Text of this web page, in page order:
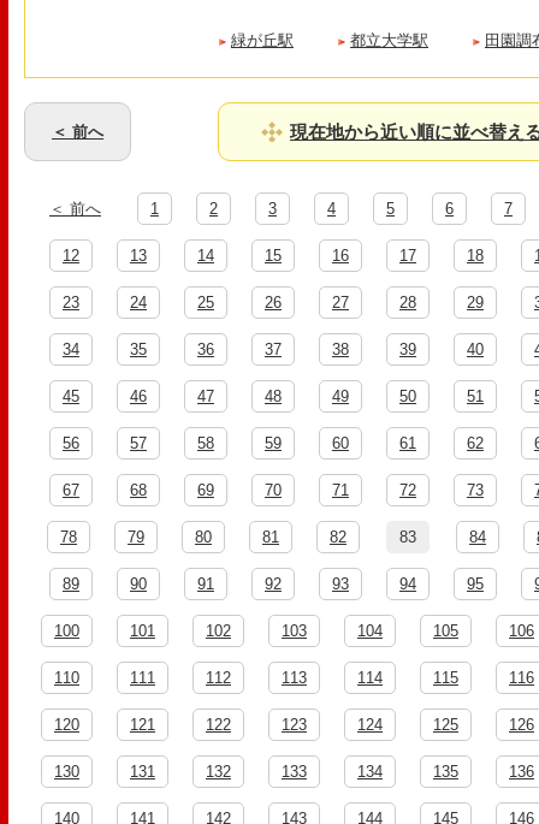
緑が丘駅 都立大学駅 田園調
＜ 前へ 現在地から近い順に並べ替え
＜ 前へ 1 2 3 4 5 6 7
12 13 14 15 16 17 18
23 24 25 26 27 28 29
34 35 36 37 38 39 40
45 46 47 48 49 50 51
56 57 58 59 60 61 62
67 68 69 70 71 72 73
78 79 80 81 82 83 84
89 90 91 92 93 94 95
100 101 102 103 104 105 106
110 111 112 113 114 115 116
120 121 122 123 124 125 126
130 131 132 133 134 135 136
140 141 142 143 144 145 146